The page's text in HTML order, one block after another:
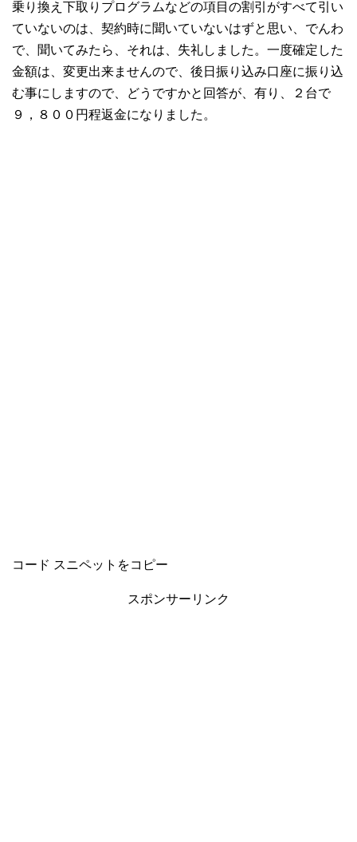
乗り換え下取りプログラムなどの項目の割引がすべて引い
ていないのは、契約時に聞いていないはずと思い、でんわ
で、聞いてみたら、それは、失礼しました。一度確定した
金額は、変更出来ませんので、後日振り込み口座に振り込
む事にしますので、どうですかと回答が、有り、２台で
９，８００円程返金になりました。
コード スニペットをコピー
スポンサーリンク